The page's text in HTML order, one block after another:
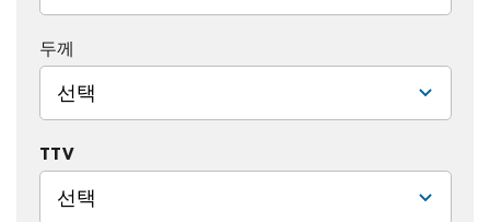
두께
선택
TTV
선택